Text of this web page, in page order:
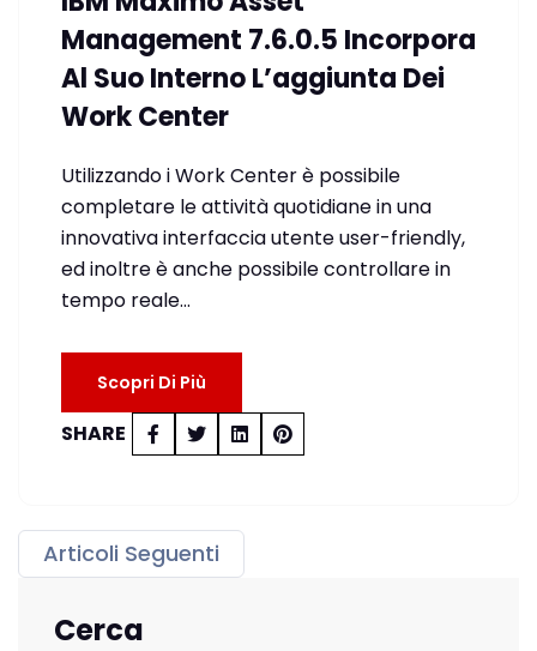
Management 7.6.0.5 Incorpora
Al Suo Interno L’aggiunta Dei
Work Center
Utilizzando i Work Center è possibile
completare le attività quotidiane in una
innovativa interfaccia utente user-friendly,
ed inoltre è anche possibile controllare in
tempo reale…
Scopri Di Più
SHARE
Navigazione
Articoli Seguenti
Cerca